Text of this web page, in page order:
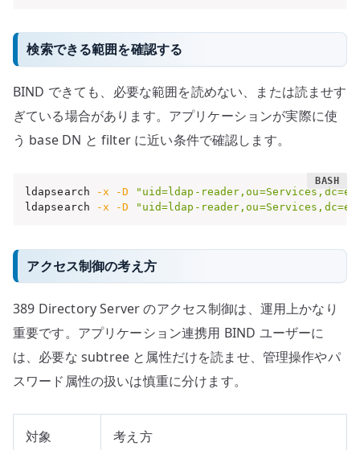
検索できる範囲を確認する
BIND できても、必要な範囲を読めない、または読ませす
ぎている場合があります。アプリケーションが実際に使
う base DN と filter に近い条件で確認します。
ldapsearch -x -D
"uid=ldap-
ldapsearch
-x -D "uid=ldap-
アクセス制御の考え方
389 Directory Server のアクセス制御は、運用上かなり
重要です。アプリケーション連携用 BIND ユーザーに
は、必要な subtree と属性だけを読ませ、管理操作やパ
スワード属性の扱いは慎重に分けます。
対象 考え方